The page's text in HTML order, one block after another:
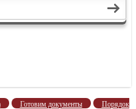
Готовим документы
Порядок